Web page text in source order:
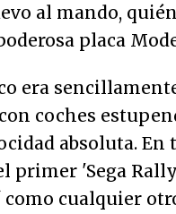
al mando,
placa
era
coches
absoluta. En
primer 'Sega
cualquier